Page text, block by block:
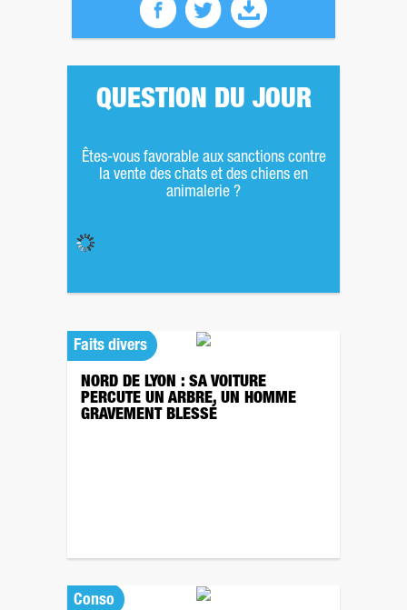
QUESTION DU JOUR
Êtes-vous favorable aux sanctions contre
la vente des chats et des chiens en
animalerie ?
Faits divers
NORD DE LYON : SA VOITURE
PERCUTE UN ARBRE, UN HOMME
GRAVEMENT BLESSÉ
Conso